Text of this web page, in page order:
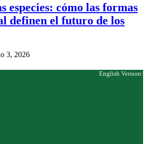
especies: cómo las formas
definen el futuro de los
3, 2026
English Version: